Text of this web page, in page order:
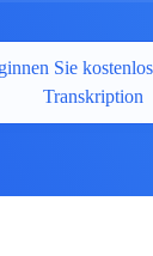
Sie
Transkription